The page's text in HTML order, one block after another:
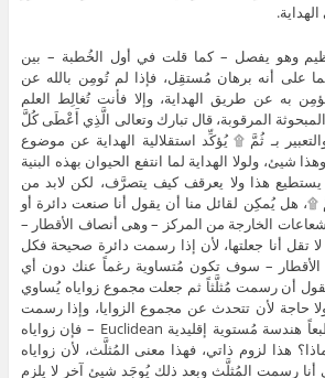
وهو يفصل – كما قلت في أول الخُطبة – بين
على أنه برهان مُستقِل، فإذا لم تُومِن بالله عن
به عن طريق الهداية، وإلا فأنت تُغالِط العلم
المرقوبة، قال تبارك وتعالى الَّذِي أَعْطَى كُلَّ
بـ ثُمَّ ۩ يُؤكِّد استقلالية الهداية عن موضوع
شيئ، ولولا الهداية لما انتفع الحيوان بهذه البنية
يستطيع هذا ولا يعرقف كيف يتصرَّف، لكن لابد من
۩، هل يُمكِن لقائل منا أن يقول أنا صنعت دائرة أو
الخارجة من المركز – وهى أنصاف الأقطار –
لا تقل أنا جعلتها، لأن إذا رسمت دائرة صحيحة فكل
– سوف تكون مُتساوية رغماً عنك دون أي
أن رسمت مُثلَّثاً ثم جعلت مجموع زواياه يُساوي
ولا حاجة لأن تتحدث عن مجموع الزوايا، وإذا رسمت
مُثلَّثاً على مُستوٍ – هذه طبعاً هندسة مُستوية إقليدية Euclidean – فإن زواياه
هذا لزوم ذاتي، فهذا معنى المُثلَّث، لأن زواياه
أنا رسمت المُثلَّث وبعد ذلك يُوجَد شيئ آخر لا يلزم